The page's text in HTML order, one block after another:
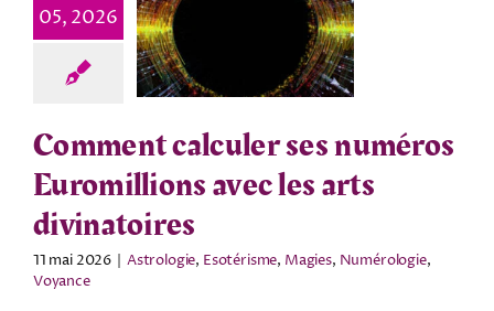
05, 2026
Comment calculer ses numéros
Euromillions avec les arts
divinatoires
11 mai 2026 | Astrologie, Esotérisme, Magies, Numérologie,
Voyance